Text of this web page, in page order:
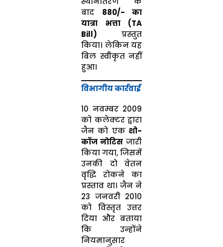
बाद ₹880/- का
यात्रा भत्ता (TA
Bill) प्रस्तुत
किया। लेकिन यह
बिल स्वीकृत नहीं
हुआ।
विभागीय कार्रवाई
10 नवम्बर 2009
को कलेक्टर द्वारा
जैन को एकशो-
कॉज नोटिस जारी
किया गया, जिसमें
उनकी दो वेतन
वृद्धि रोकने का
प्रस्ताव था। जैन ने
23 जनवरी 2010
को विस्तृत उत्तर
दिया और बताया
कि उन्होंने
नियमानुसार